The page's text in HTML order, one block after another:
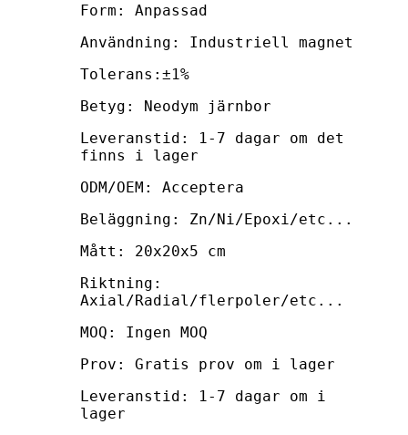
Form: Anpassad
Användning: Industriell magnet
Tolerans:±1%
Betyg: Neodym järnbor
Leveranstid: 1-7 dagar om det
finns i lager
ODM/OEM: Acceptera
Beläggning: Zn/Ni/Epoxi/etc...
Mått: 20x20x5 cm
Riktning:
Axial/Radial/flerpoler/etc...
MOQ: Ingen MOQ
Prov: Gratis prov om i lager
Leveranstid: 1-7 dagar om i
lager